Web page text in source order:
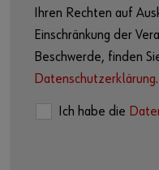
Ihren Rechten auf
Einschränkung der
Beschwerde, finden
Datenschutzerklärung.
Ich habe die